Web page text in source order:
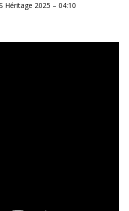
Héritage 2025 – 04:10